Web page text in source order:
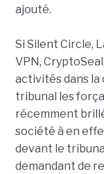
ajouté.
Si Silent Circle,
VPN,
activités dans la
tribunal les
récemment
société à en
devant le
demandant de